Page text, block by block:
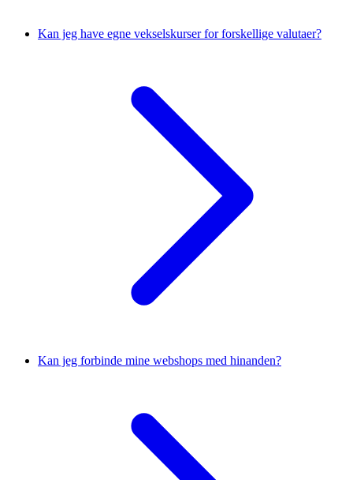
Kan jeg have egne vekselskurser for forskellige valutaer?
Kan jeg forbinde mine webshops med hinanden?